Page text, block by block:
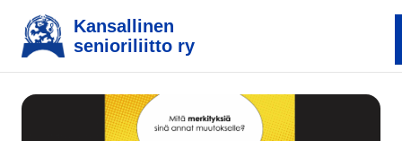
Kansallinen
senioriliitto ry